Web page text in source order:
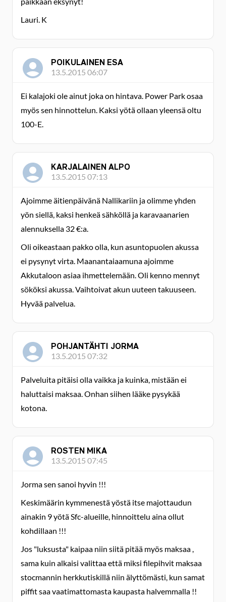
Lauri. K
POIKULAINEN ESA
13.5.2015 06:07
Ei kalajoki ole ainut joka on hintava. Power Park osaa
myös sen hinnottelun. Kaksi yötä ollaan yleensä oltu
100-E.
KARJALAINEN ALPO
13.5.2015 07:13
Ajoimme äitienpäivänä Nallikariin ja olimme yhden
yön siellä, kaksi henkeä sähköllä ja karavaanarien
alennuksella 32 €:a.
Oli oikeastaan pakko olla, kun asuntopuolen akussa
ei pysynyt virta. Maanantaiaamuna ajoimme
Akkutaloon asiaa ihmettelemään. Oli kenno mennyt
sököksi akussa. Vaihtoivat akun uuteen takuuseen.
Hyvää palvelua.
POHJANTÄHTI JORMA
13.5.2015 07:32
Palveluita pitäisi olla vaikka ja kuinka, mistään ei
haluttaisi maksaa. Onhan siihen lääke pysykää
kotona.
ROSTEN MIKA
13.5.2015 07:45
Jorma sen sanoi hyvin !!!
Keskimäärin kymmenestä yöstä itse majottaudun
ainakin 9 yötä Sfc-alueille, hinnoittelu aina ollut
kohdillaan !!!
Jos "luksusta" kaipaa niin siitä pitää myös maksaa ,
sama kuin alkaisi valittaa että miksi filepihvit maksaa
stocmannin herkkutiskillä niin älyttömästi, kun samat
piffit saa vaatimattomasta kaupasta halvemmalla !!